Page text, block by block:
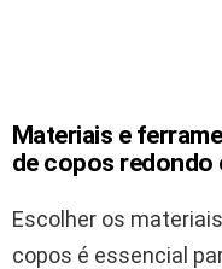
Materiais e
de copos redondo
Escolher os
copos é essencial